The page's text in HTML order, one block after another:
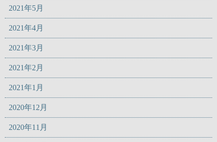
2021年5月
2021年4月
2021年3月
2021年2月
2021年1月
2020年12月
2020年11月